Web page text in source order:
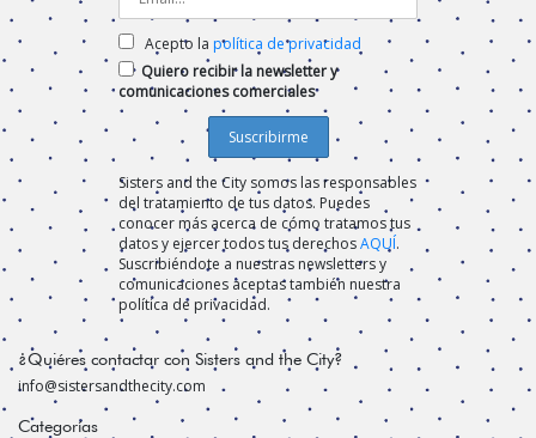
Acepto la política de privacidad
Quiero recibir la newsletter y
comunicaciones comerciales
Sisters and the City somos las responsables
del tratamiento de tus datos. Puedes
conocer más acerca de cómo tratamos tus
datos y ejercer todos tus derechosAQUÍ.
Suscribiéndote a nuestras newsletters y
comunicaciones aceptas también nuestra
política de privacidad.
¿Quiéres contactar con Sisters and the City?
info@sistersandthecity.com
Categorías